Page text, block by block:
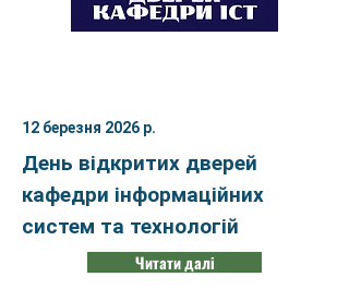
12 березня 2026 р.
День відкритих дверей
кафедри інформаційних
систем та технологій
Читати далі